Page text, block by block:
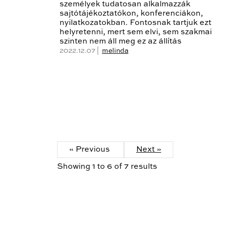
személyek tudatosan alkalmazzák
sajtótájékoztatókon, konferenciákon,
nyilatkozatokban. Fontosnak tartjuk ezt
helyretenni, mert sem elvi, sem szakmai
szinten nem áll meg ez az állítás
2022.12.07 | melinda
« Previous Next »
Showing 1 to 6 of 7 results